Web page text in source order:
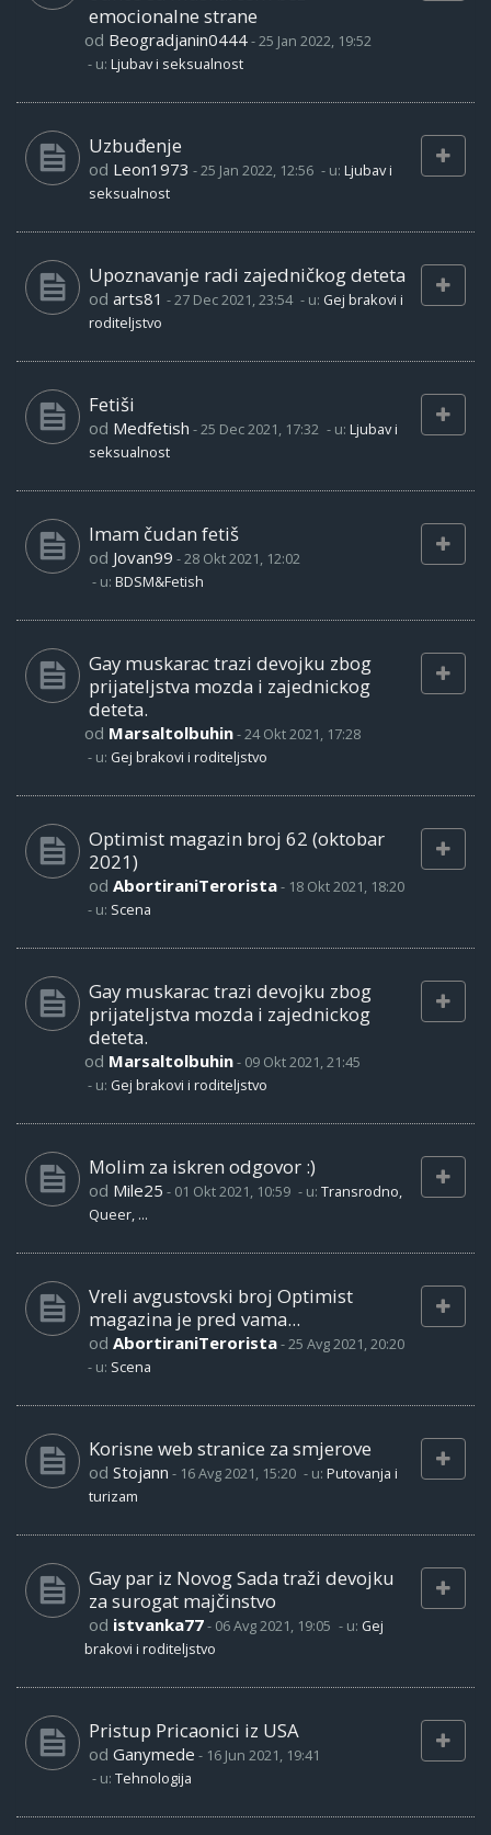
emocionalne strane
od Beogradjanin0444-25 Jan 2022, 19:52
- u: Ljubav i seksualnost
Uzbuđenje
od Leon1973 -25 Jan 2022, 12:56 - u: Ljubav i
seksualnost
Upoznavanje radi zajedničkog deteta
od arts81 -27 Dec 2021, 23:54 - u: Gej brakovi i
roditeljstvo
Fetiši
od Medfetish -25 Dec 2021, 17:32 - u: Ljubav i
seksualnost
Imam čudan fetiš
od Jovan99 -28 Okt 2021, 12:02
- u: BDSM&Fetish
Gay muskarac trazi devojku zbog
prijateljstva mozda i zajednickog
deteta.
od Marsaltolbuhin-24 Okt 2021, 17:28
- u: Gej brakovi i roditeljstvo
Optimist magazin broj 62 (oktobar
2021)
od AbortiraniTerorista- 18 Okt 2021, 18:20
- u: Scena
Gay muskarac trazi devojku zbog
prijateljstva mozda i zajednickog
deteta.
od Marsaltolbuhin- 09 Okt 2021, 21:45
- u: Gej brakovi i roditeljstvo
Molim za iskren odgovor :)
od Mile25 - 01 Okt 2021, 10:59 - u: Transrodno,
Queer, ...
Vreli avgustovski broj Optimist
magazina je pred vama...
od AbortiraniTerorista-25 Avg 2021, 20:20
- u: Scena
Korisne web stranice za smjerove
od Stojann - 16 Avg 2021, 15:20 - u: Putovanja i
turizam
Gay par iz Novog Sada traži devojku
za surogat majčinstvo
od istvanka77- 06 Avg 2021, 19:05 - u: Gej
brakovi i roditeljstvo
Pristup Pricaonici iz USA
od Ganymede - 16 Jun 2021, 19:41
- u: Tehnologija